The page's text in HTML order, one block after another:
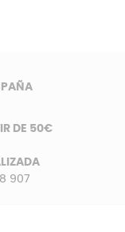
DE 50€
907